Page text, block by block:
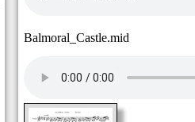
Balmoral_Castle.mid